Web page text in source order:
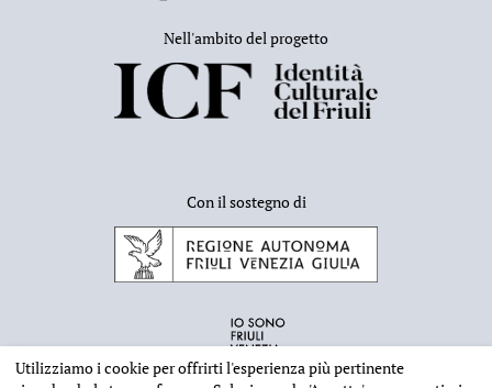
Nell'ambito del progetto
Con il sostegno di
Utilizziamo i cookie per offrirti l'esperienza più pertinente